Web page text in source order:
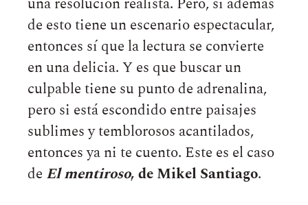
de esto tiene un escenario espectacular,
entonces sí que la lectura se convierte
en una delicia. Y es que buscar un
culpable tiene su punto de adrenalina,
pero si está escondido entre paisajes
sublimes y temblorosos acantilados,
entonces ya ni te cuento. Este es el caso
de El mentiroso, de Mikel Santiago.